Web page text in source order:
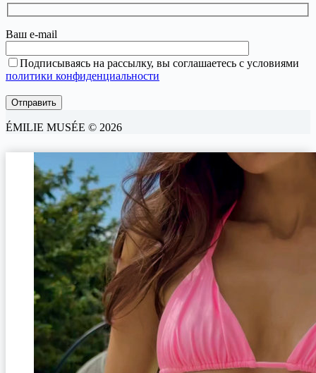
Ваш e-mail
Подписываясь на рассылку, вы соглашаетесь с условиями
политики конфиденциальности
ÉMILIE MUSÉE © 2026